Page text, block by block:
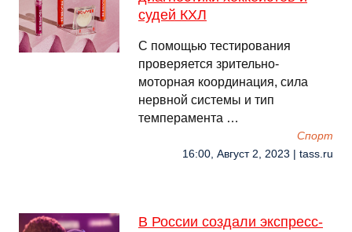
судей КХЛ
С помощью тестирования
проверяется зрительно-
моторная координация, сила
нервной системы и тип
темперамента …
Спорт
16:00, Август 2, 2023 | tass.ru
В России создали экспресс-